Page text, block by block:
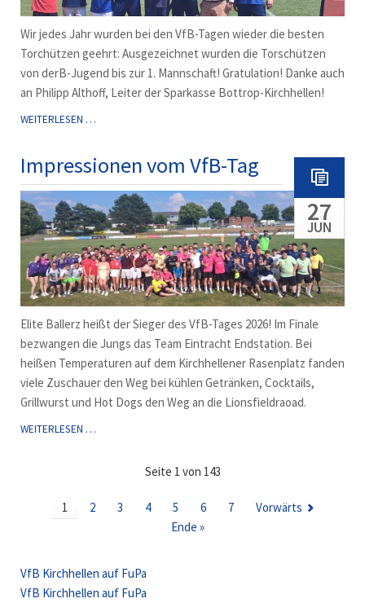
Wir jedes Jahr wurden bei den VfB-Tagen wieder die besten
Torchützen geehrt: Ausgezeichnet wurden die Torschützen
von derB-Jugend bis zur 1. Mannschaft! Gratulation! Danke auch
an Philipp Althoff, Leiter der Sparkasse Bottrop-Kirchhellen!
WEITERLESEN …KANONIERE
VFB-
TAG!
Impressionen vom VfB-Tag
27
JUN
Elite Ballerz heißt der Sieger des VfB-Tages 2026! Im Finale
bezwangen die Jungs das Team Eintracht Endstation. Bei
heißen Temperaturen auf dem Kirchhellener Rasenplatz fanden
viele Zuschauer den Weg bei kühlen Getränken, Cocktails,
Grillwurst und Hot Dogs den Weg an die Lionsfieldraoad.
WEITERLESEN …IMPRESSIONEN
Seite 1 von 143
1 2 3 4 5 6 7
Vorwärts
Ende »
VfB Kirchhellen auf FuPa
VfB Kirchhellen auf FuPa